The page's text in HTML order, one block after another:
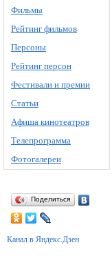
Фильмы
Рейтинг фильмов
Персоны
Рейтинг персон
Фестивали и премии
Статьи
Афиша кинотеатров
Телепрограмма
Фотогалереи
Поделиться
Канал в Яндекс.Дзен